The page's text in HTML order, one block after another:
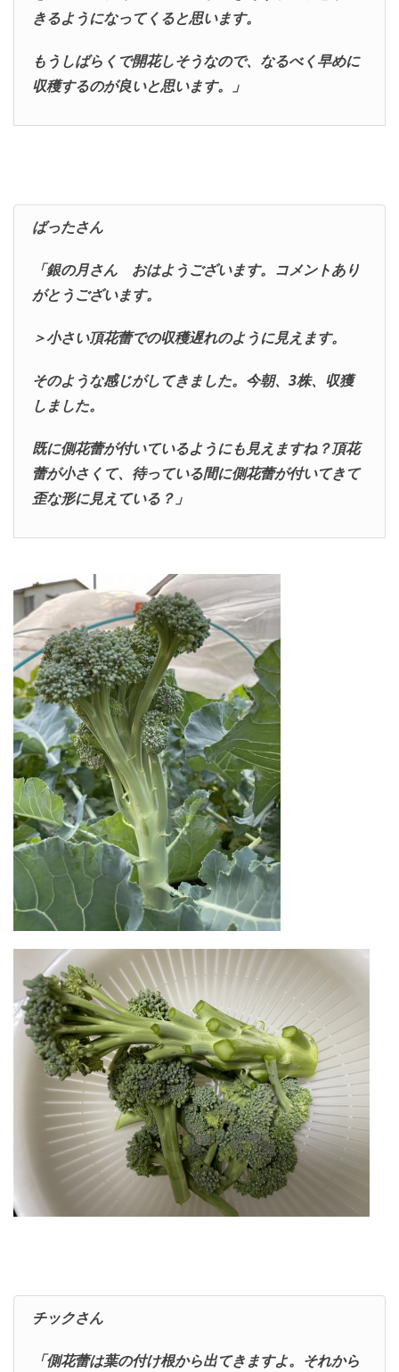
きるようになってくると思います。
もうしばらくで開花しそうなので、なるべく早めに
収穫するのが良いと思います。」
ばったさん
「銀の月さん おはようございます。コメントあり
がとうございます。
＞小さい頂花蕾での収穫遅れのように見えます。
そのような感じがしてきました。今朝、3株、収獲
しました。
既に側花蕾が付いているようにも見えますね？頂花
蕾が小さくて、待っている間に側花蕾が付いてきて
歪な形に見えている？」
チックさん
「側花蕾は葉の付け根から出てきますよ。それから